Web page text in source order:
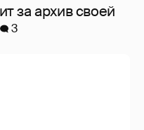
за архив своей
3